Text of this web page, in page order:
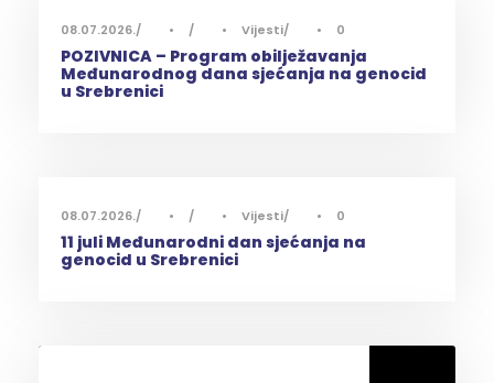
08.07.2026. • • Vijesti • 0
POZIVNICA – Program obilježavanja
Međunarodnog dana sjećanja na genocid
u Srebrenici
08.07.2026. • • Vijesti • 0
11 juli Međunarodni dan sjećanja na
genocid u Srebrenici